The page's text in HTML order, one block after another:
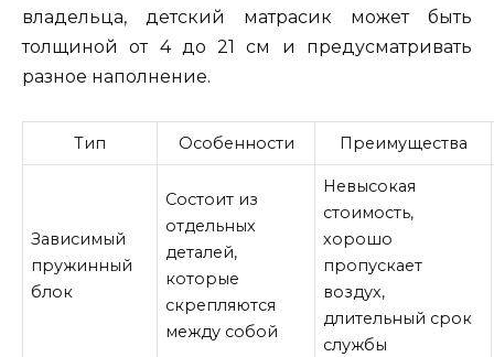
владельца, детский матрасик может быть
толщиной от 4 до 21 см и предусматривать
разное наполнение.
Тип Особенности Преимущества
Зависимый
пружинный
блок
Состоит из
отдельных
деталей,
которые
скрепляются
между собой
Невысокая
стоимость,
хорошо
пропускает
воздух,
длительный срок
службы